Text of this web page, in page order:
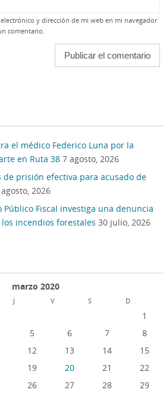
y dirección de mi web en mi navegador
comentario.
el médico Federico Luna por la
en Ruta 38 7 agosto, 2026
de prisión efectiva para acusado de
2026
Fiscal investiga una denuncia
incendios forestales 30 julio, 2026
marzo 2020
J V S D
1
5 6 7
8
12 13 14
15
19 20 21
22
26 27 28
29